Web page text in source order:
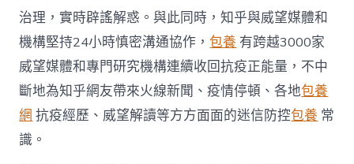
臺
包
養
經
歷
和
專
治理，實時辟謠解惑。與此同時，知乎與威望媒體和
機構堅持24小時慎密溝通協作，包養 有跨越3000家
威望媒體和專門研究機構連續收回抗疫正能量，不中
斷地為知乎網友帶來火線新聞、疫情停頓、各地包養
網 抗疫經歷、威望解讀等方方面面的迷信防控包養 常
識。